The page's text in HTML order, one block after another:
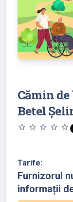
Cămin
Betel
star_outline star_outline star_outline star_outline star_outline
Tarife:
Furnizorul
informații